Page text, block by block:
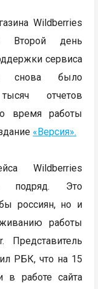
Wildberries
Второй день
сервиса
снова было
отчетов
время работы
«Версия».
Wildberries
Это
россиян, но и
работы
Представитель
РБК, что на 15
работе сайта